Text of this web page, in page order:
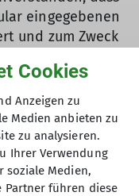
eingegebenen
und zum Zweck
dass ich
wiederrufen
Absenden
Cookies
Anzeigen zu
Medien anbieten zu
zu analysieren.
Ihrer Verwendung
soziale Medien,
Partner führen diese